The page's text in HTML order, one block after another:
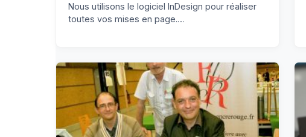
Nous utilisons le logiciel InDesign pour réaliser
toutes vos mises en page.…